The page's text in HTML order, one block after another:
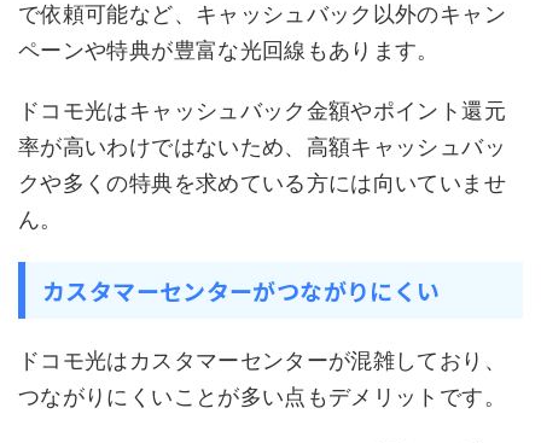
で依頼可能など、キャッシュバック以外のキャン
ペーンや特典が豊富な光回線もあります。
ドコモ光はキャッシュバック金額やポイント還元
率が高いわけではないため、高額キャッシュバッ
クや多くの特典を求めている方には向いていませ
ん。
カスタマーセンターがつながりにくい
ドコモ光はカスタマーセンターが混雑しており、
つながりにくいことが多い点もデメリットです。